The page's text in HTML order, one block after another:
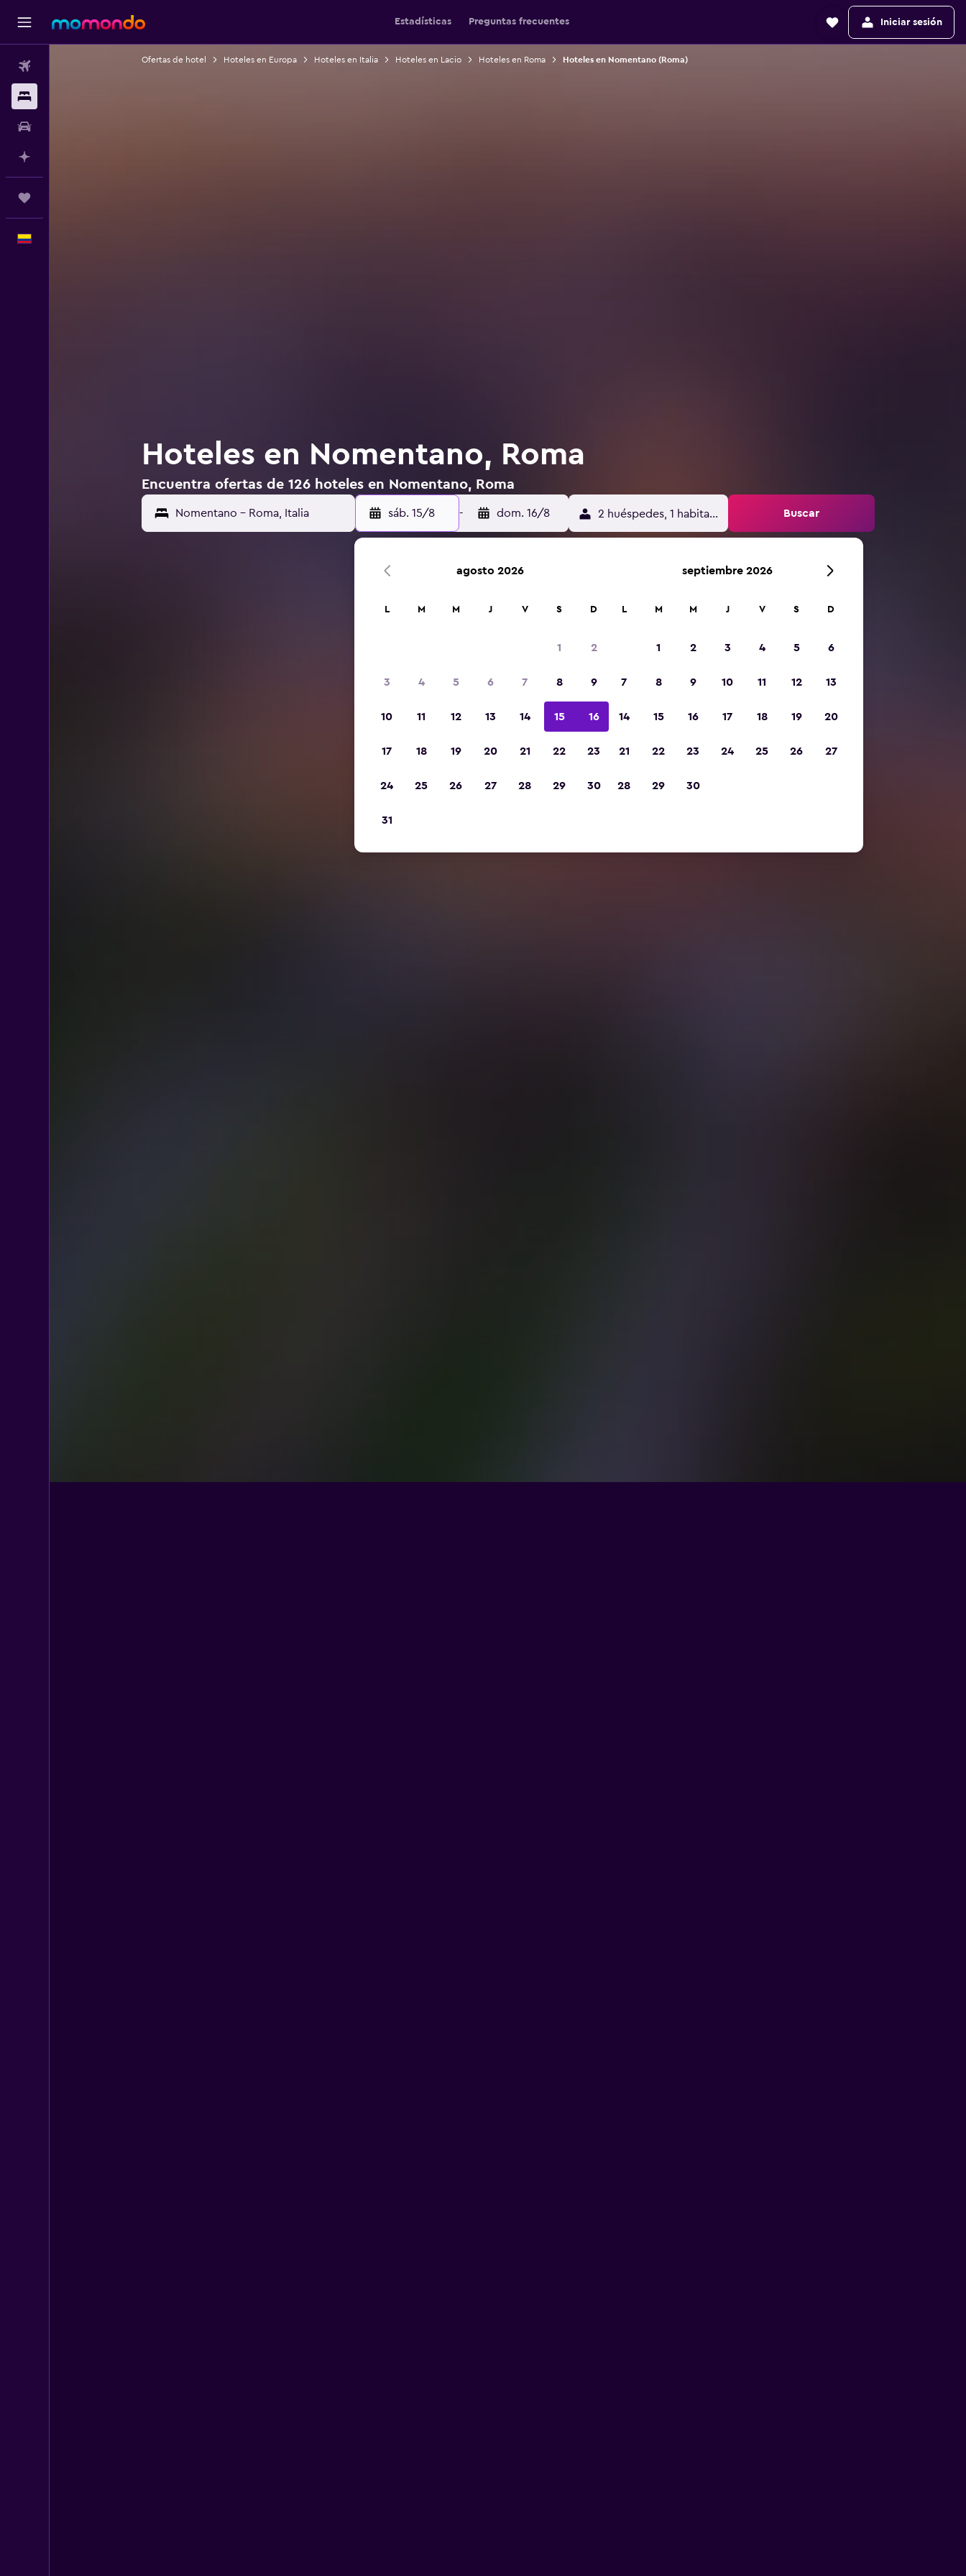
Estadísticas Preguntas frecuentes Iniciar sesión
Ofertas de hotel Hoteles en Europa Hoteles en Italia Hoteles en Lacio Hoteles en Roma Hoteles en Nomentano (Roma)
Hoteles en Nomentano, Roma
Encuentra ofertas de 126 hoteles en Nomentano, Roma
Nomentano - Roma, Italia sáb. 15/8 - dom. 16/8 2 huéspedes, 1 habitación Buscar
agosto 2026
L M M J V S D
1 2
3 4 5 6 7 8 9
10 11 12 13 14 15 16
17 18 19 20 21 22 23
24 25 26 27 28 29 30
31
septiembre 2026
L M M J V S D
1 2 3 4 5 6
7 8 9 10 11 12 13
14 15 16 17 18 19 20
21 22 23 24 25 26 27
28 29 30